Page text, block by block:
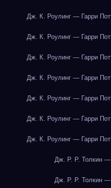
Дж. К. Роулинг — Гарри
Дж. К. Роулинг — Гарри
Дж. К. Роулинг — Гарри
Дж. К. Роулинг — Гарри
Дж. К. Роулинг — Гарри
Дж. К. Роулинг — Гарри
Дж. К. Роулинг — Гарри
Дж. Р. Р. Толкин —
Дж. Р. Р. Толкин —